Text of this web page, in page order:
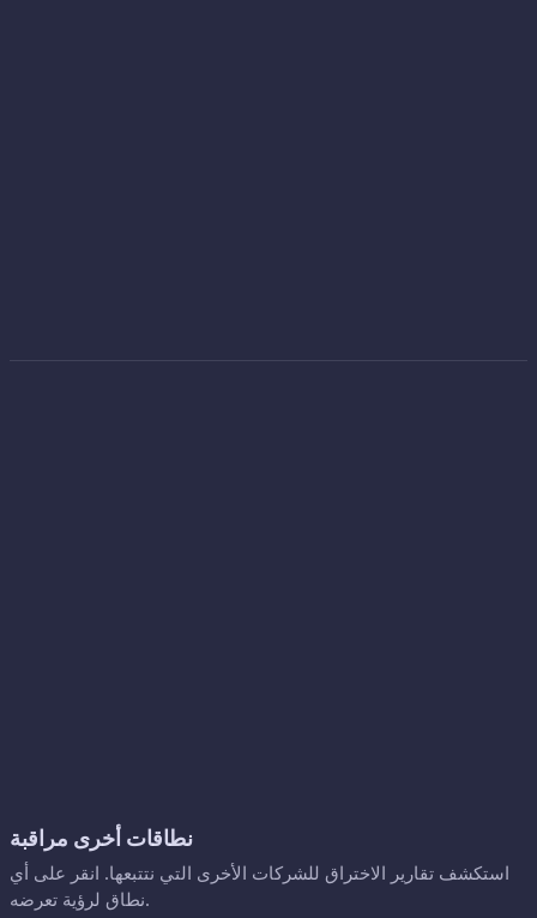
نطاقات أخرى مراقبة
استكشف تقارير الاختراق للشركات الأخرى التي نتتبعها. انقر على أي
نطاق لرؤية تعرضه.